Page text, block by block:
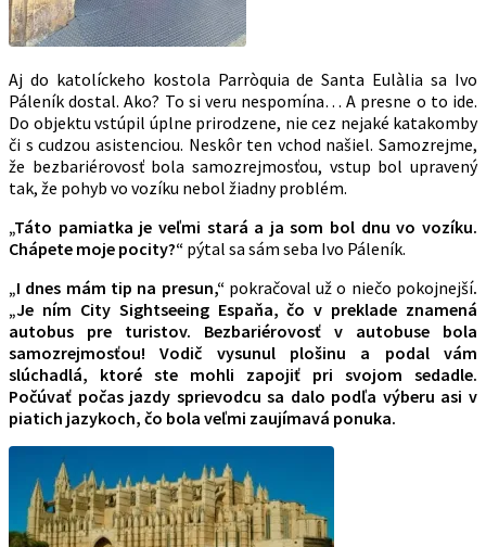
Aj do katolíckeho kostola Parròquia de Santa Eulàlia sa Ivo
Páleník dostal. Ako? To si veru nespomína… A presne o to ide.
Do objektu vstúpil úplne prirodzene, nie cez nejaké katakomby
či s cudzou asistenciou. Neskôr ten vchod našiel. Samozrejme,
že bezbariérovosť bola samozrejmosťou, vstup bol upravený
tak, že pohyb vo vozíku nebol žiadny problém.
„Táto pamiatka je veľmi stará a ja som bol dnu vo vozíku.
Chápete moje pocity?“ pýtal sa sám seba Ivo Páleník.
„I dnes mám tip na presun,“ pokračoval už o niečo pokojnejší.
„Je ním City Sightseeing Espaňa, čo v preklade znamená
autobus pre turistov. Bezbariérovosť v autobuse bola
samozrejmosťou! Vodič vysunul plošinu a podal vám
slúchadlá, ktoré ste mohli zapojiť pri svojom sedadle.
Počúvať počas jazdy sprievodcu sa dalo podľa výberu asi v
piatich jazykoch, čo bola veľmi zaujímavá ponuka.